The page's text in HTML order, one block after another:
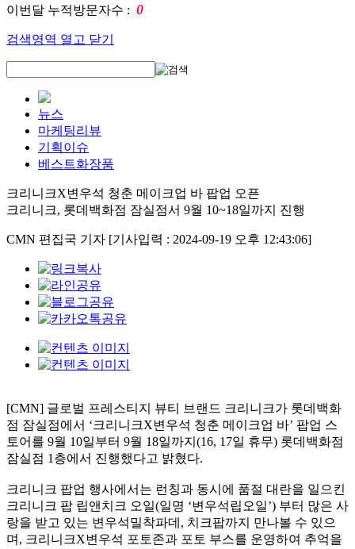
이번달 누적방문자수 : 0
검색영역 열고 닫기
뉴스
마케팅리뷰
기획이슈
베스트화장품
크리니크X변우석 청춘 메이크업 바 팝업 오픈
크리니크, 롯데백화점 잠실점서 9월 10~18일까지 진행
CMN 편집국 기자 [기사입력 : 2024-09-19 오후 12:43:06]
[CMN] 글로벌 프레스티지 뷰티 브랜드 크리니크가 롯데백화
점 잠실점에서 ‘크리니크X변우석 청춘 메이크업 바’ 팝업 스
토어를 9월 10일부터 9월 18일까지(16, 17일 휴무) 롯데백화점
잠실점 1층에서 진행했다고 밝혔다.
크리니크 팝업 행사에서는 런칭과 동시에 품절 대란을 일으킨
크리니크 팝 립앤치크 오일(일명 ‘변우석립오일’) 부터 많은 사
랑을 받고 있는 변우석밀착파데, 치크팝까지 만나볼 수 있으
며, 크리니크X변우석 포토존과 포토 부스를 운영하여 추억을